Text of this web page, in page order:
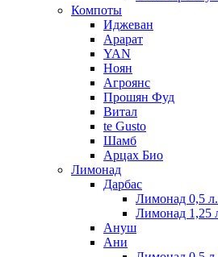
Компоты
Иджеван
Арарат
YAN
Ноян
Агроянс
Прошян Фуд
Витал
te Gusto
Шамб
Арцах Био
Лимонад
Дарбас
Лимонад 0,5
Лимонад 1,25
Ануш
Ани